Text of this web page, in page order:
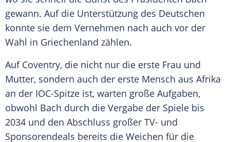
gewann. Auf die Unterstützung des Deutschen
konnte sie dem Vernehmen nach auch vor der
Wahl in Griechenland zählen.
Auf Coventry, die nicht nur die erste Frau und
Mutter, sondern auch der erste Mensch aus Afrika
an der IOC-Spitze ist, warten große Aufgaben,
obwohl Bach durch die Vergabe der Spiele bis
2034 und den Abschluss großer TV- und
Sponsorendeals bereits die Weichen für die